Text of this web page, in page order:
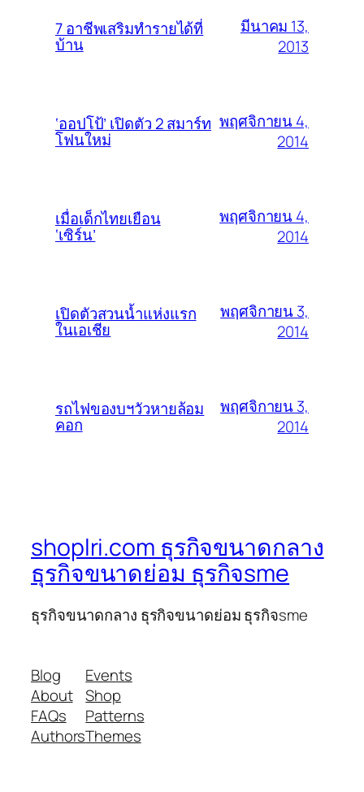
7 อาชีพเสริมทำรายได้ที่
บ้าน
มีนาคม 13,
2013
‘ออปโป้’ เปิดตัว 2 สมาร์ท
โฟนใหม่
พฤศจิกายน 4,
2014
เมื่อเด็กไทยเยือน
‘เซิร์น’
พฤศจิกายน 4,
2014
เปิดตัวสวนน้ำแห่งแรก
ในเอเชีย
พฤศจิกายน 3,
2014
รถไฟของบฯวัวหายล้อม
คอก
พฤศจิกายน 3,
2014
shoplri.com ธุรกิจขนาดกลาง
ธุรกิจขนาดย่อม ธุรกิจsme
ธุรกิจขนาดกลาง ธุรกิจขนาดย่อม ธุรกิจsme
Blog
About
FAQs
Authors
Events
Shop
Patterns
Themes